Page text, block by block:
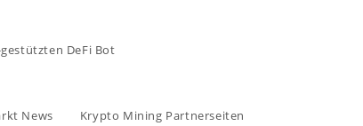
DeFi Bot
News Krypto Mining Partnerseiten